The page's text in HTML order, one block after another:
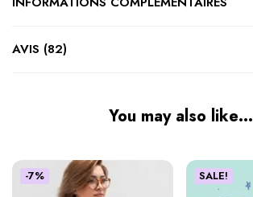
AVIS (82)
You may also like…
-7% SALE!